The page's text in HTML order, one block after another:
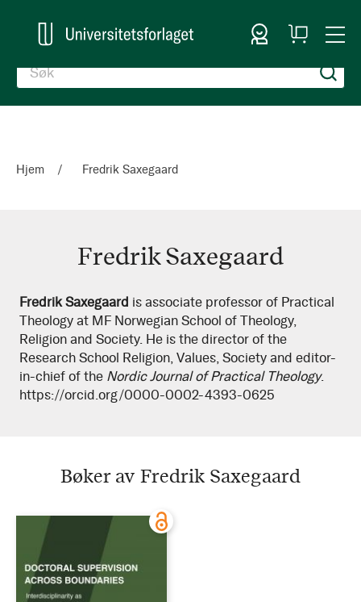
Logg inn
Handlekurv
Hjem Fredrik Saxegaard
Fredrik Saxegaard
Fredrik
Saxegaard
Fredrik Saxegaard is associate professor of Practical
Theology at MF Norwegian School of Theology,
Religion and Society. He is the director of the
Research School Religion, Values, Society and editor-
in-chief of the Nordic Journal of Practical Theology.
https://orcid.org/0000-0002-4393-0625
Bøker av Fredrik Saxegaard